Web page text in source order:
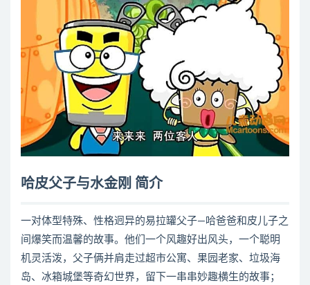
哈皮父子与水金刚 简介
一对体型特殊、性格迥异的易拉罐父子—哈爸爸和皮儿子之
间爆笑而温馨的故事。他们一个风趣好出风头，一个聪明
机灵活泼，父子俩并肩走过超市公寓、果园老家、垃圾海
岛、冰箱城堡等奇幻世界，留下一串串妙趣横生的故事；